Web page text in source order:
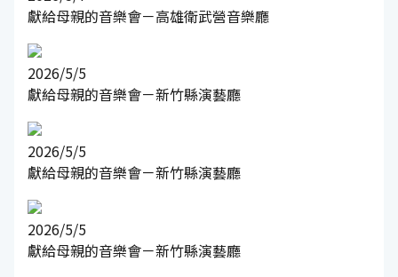
獻給母親的音樂會－高雄衛武營音樂廳
2026/5/5
獻給母親的音樂會－新竹縣演藝廳
2026/5/5
獻給母親的音樂會－新竹縣演藝廳
2026/5/5
獻給母親的音樂會－新竹縣演藝廳